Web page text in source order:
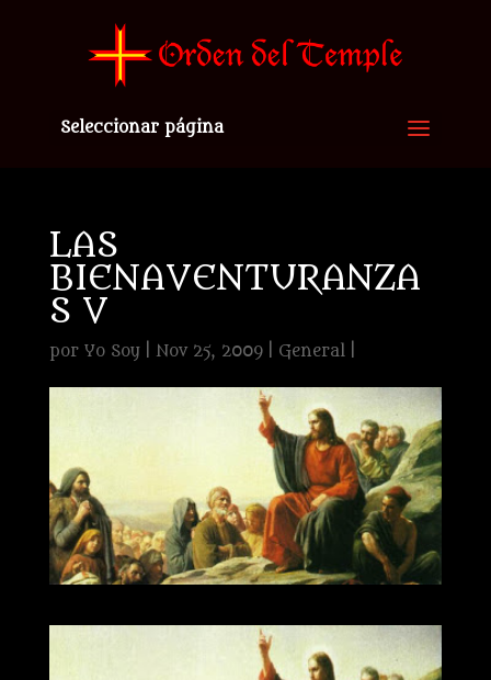
Seleccionar página
LAS
BIENAVENTURANZA
S V
por Yo Soy| Nov 25, 2009| General|